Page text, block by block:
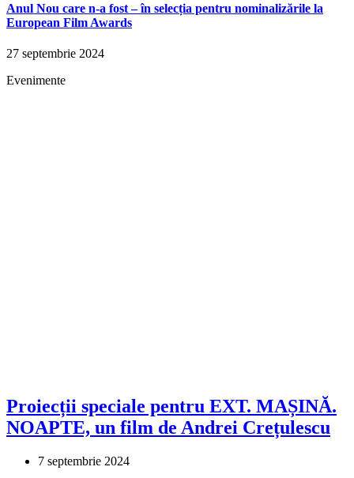
Anul Nou care n-a fost – în selecția pentru nominalizările la
European Film Awards
27 septembrie 2024
Evenimente
Proiecții speciale pentru EXT. MAȘINĂ.
NOAPTE, un film de Andrei Crețulescu
7 septembrie 2024